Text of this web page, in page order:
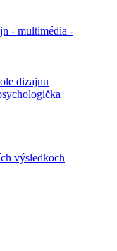
- multimédia -
dizajnu
výsledkoch